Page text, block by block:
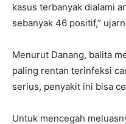
kasus terbanyak dialami
sebanyak 46 positif,”
Menurut Danang, balita
paling rentan terinfeksi
serius, penyakit ini bisa
Untuk mencegah